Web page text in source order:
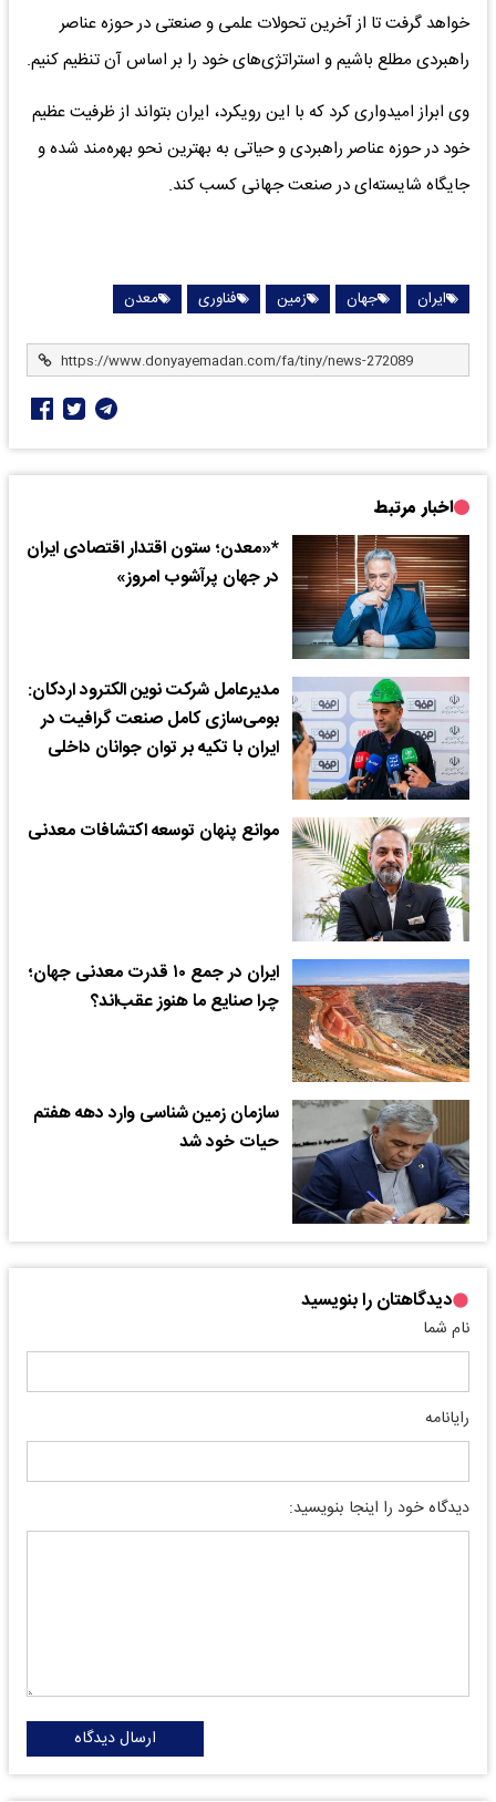
خواهد گرفت تا از آخرین تحولات علمی و صنعتی در حوزه عناصر
راهبردی مطلع باشیم و استراتژی‌های خود را بر اساس آن تنظیم کنیم.
وی ابراز امیدواری کرد که با این رویکرد، ایران بتواند از ظرفیت عظیم
خود در حوزه عناصر راهبردی و حیاتی به بهترین نحو بهره‌مند شده و
جایگاه شایسته‌ای در صنعت جهانی کسب کند.
ایران جهان زمین فناوری معدن
اخبار مرتبط
*«معدن؛ ستون اقتدار اقتصادی ایران
در جهان پرآشوب امروز»
مدیرعامل شرکت نوین الکترود اردکان:
بومی‌سازی کامل صنعت گرافیت در
ایران با تکیه بر توان جوانان داخلی
موانع پنهان توسعه اکتشافات معدنی
ایران در جمع ۱۰ قدرت معدنی جهان؛
چرا صنایع ما هنوز عقب‌اند؟
سازمان زمین شناسی وارد دهه هفتم
حیات خود شد
دیدگاهتان را بنویسید
نام شما
رایانامه
دیدگاه خود را اینجا بنویسید:
ارسال دیدگاه